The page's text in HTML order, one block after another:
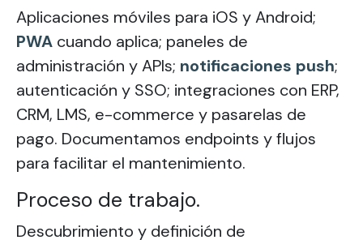
Aplicaciones móviles para iOS y Android;
PWA cuando aplica; paneles de
administración y APIs; notificaciones push;
autenticación y SSO; integraciones con ERP,
CRM, LMS, e-commerce y pasarelas de
pago. Documentamos endpoints y flujos
para facilitar el mantenimiento.
Proceso de trabajo.
Descubrimiento y definición de